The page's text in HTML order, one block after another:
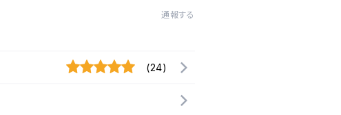
通報する
(24)